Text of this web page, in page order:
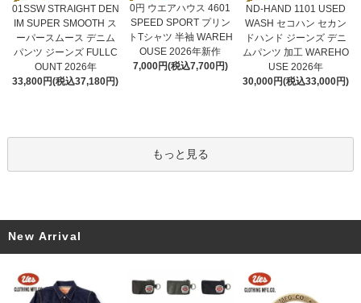
01SSW STRAIGHT DEN
IM SUPER SMOOTH ス
ーパースムース デニム
パンツ ジーンズ FULLC
OUNT 2026年
33,800円(税込37,180円)
0円 ウエアハウス 4601
SPEED SPORT プリン
トTシャツ 半袖 WAREH
OUSE 2026年新作
7,000円(税込7,700円)
ND-HAND 1101 USED
WASH セコハン セカン
ドハンド ジーンズ デニ
ムパンツ 加工 WAREHO
USE 2026年
30,000円(税込33,000円)
もっと見る
New Arrival